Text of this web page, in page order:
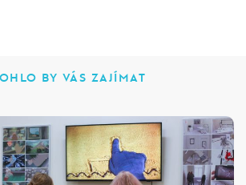
BY VÁS ZAJÍMAT